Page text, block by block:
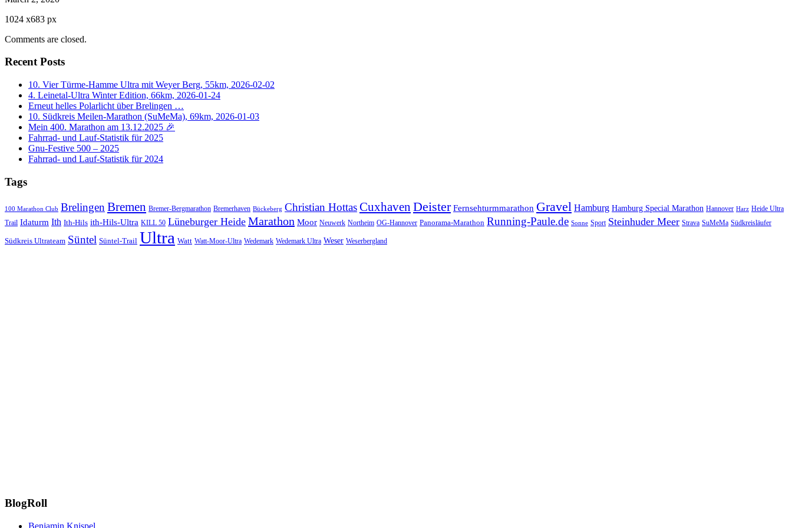
1024 x683 px
Comments are closed.
Recent Posts
10. Vier Türme-Hamme Ultra mit Weyer Berg, 55km, 2026-02-02
4. Leinetal-Ultra Winter Edition, 66km, 2026-01-24
Erneut helles Polarlicht über Brelingen …
10. Südkreis Meilen-Marathon (SuMeMa), 69km, 2026-01-03
Mein 400. Marathon am 13.12.2025 🎉
Fahrrad- und Lauf-Statistik für 2025
Gnu-Festive 500 – 2025
Fahrrad- und Lauf-Statistik für 2024
Tags
100 Marathon Club BrelingenBremen Bremer-Bergmarathon Bremerhaven Bückeberg Christian HottasCuxhaven Deister Fernsehturmmarathon Gravel Hamburg Hamburg Special Marathon Hannover Harz Heide Ultra
Trail Idaturm Ith Ith-Hils ith-Hils-Ultra KILL 50 Lüneburger Heide Marathon Moor Neuwerk Northeim OG-Hannover Panorama-Marathon Running-Paule.de Sonne Sport Steinhuder Meer Strava SuMeMa Südkreisläufer
Südkreis Ultrateam Süntel Süntel-Trail Ultra Watt Watt-Moor-Ultra Wedemark Wedemark Ultra Weser Weserbergland
BlogRoll
Benjamin Knispel